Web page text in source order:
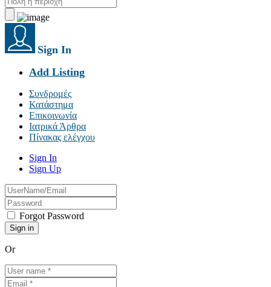
Sign In
Add Listing
Συνδρομές
Κατάστημα
Επικοινωνία
Ιατρικά Άρθρα
Πίνακας ελέγχου
Sign In
Sign Up
Forgot Password
Or